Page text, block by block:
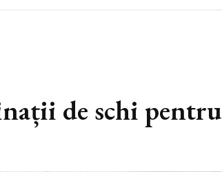
de schi pentru